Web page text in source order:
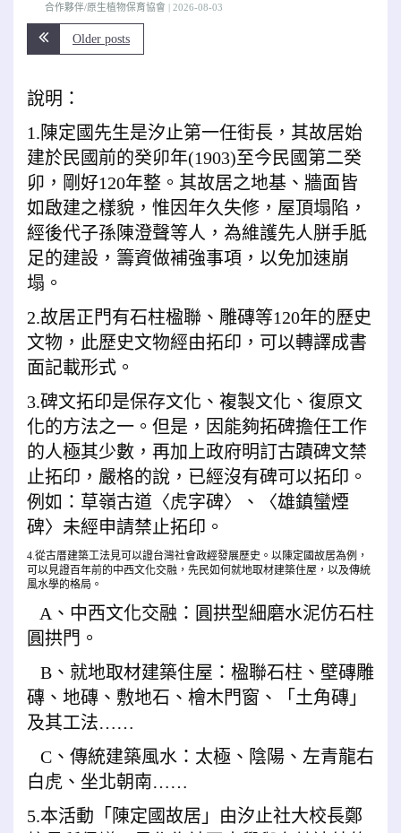
合作夥伴/原生植物保育協會 2026-08-03
Older posts
說明：
1.陳定國先生是汐止第一任街長，其故居始
建於民國前的癸卯年(1903)至今民國第二癸
卯，剛好120年整。其故居之地基、牆面皆
如啟建之樣貌，惟因年久失修，屋頂塌陷，
經後代子孫陳澄聲等人，為維護先人胼手胝
足的建設，籌資做補強事項，以免加速崩
塌。
2.故居正門有石柱楹聯、雕磚等120年的歷史
文物，此歷史文物經由拓印，可以轉譯成書
面記載形式。
3.碑文拓印是保存文化、複製文化、復原文
化的方法之一。但是，因能夠拓碑擔任工作
的人極其少數，再加上政府明訂古蹟碑文禁
止拓印，嚴格的說，已經沒有碑可以拓印。
例如：草嶺古道〈虎字碑〉、〈雄鎮蠻煙
碑〉未經申請禁止拓印。
4.從古厝建築工法見可以證台灣社會政經發展歷史。以陳定國故居為例，
可以見證百年前的中西文化交融，先民如何就地取材建築住屋，以及傳統
風水學的格局。
A、中西文化交融：圓拱型細磨水泥仿石柱
圓拱門。
B、就地取材建築住屋：楹聯石柱、壁磚雕
磚、地磚、敷地石、檜木門窗、「土角磚」
及其工法……
C、傳統建築風水：太極、陰陽、左青龍右
白虎、坐北朝南……
5.本活動「陳定國故居」由汐止社大校長鄭